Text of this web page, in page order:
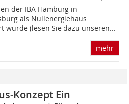
der IBA Hamburg in
als Nullenergiehaus
wurde (lesen Sie dazu unseren...
mehr
Konzept Ein